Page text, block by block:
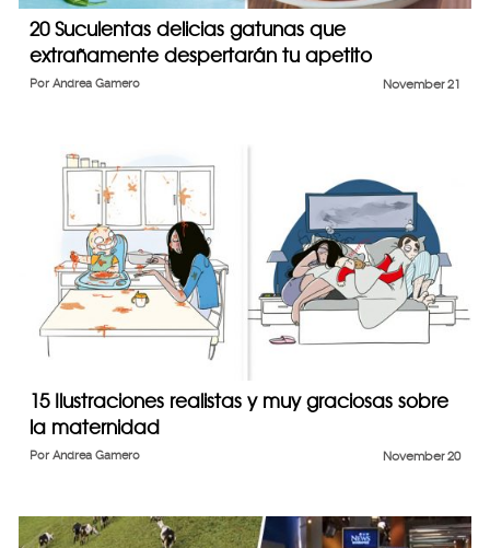
20 Suculentas delicias gatunas que
extrañamente despertarán tu apetito
November 21
Por Andrea Gamero
15 Ilustraciones realistas y muy graciosas sobre
la maternidad
November 20
Por Andrea Gamero